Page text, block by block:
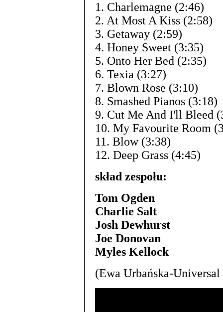
1. Charlemagne (2:46)
2. At Most A Kiss (2:58)
3. Getaway (2:59)
4. Honey Sweet (3:35)
5. Onto Her Bed (2:35)
6. Texia (3:27)
7. Blown Rose (3:10)
8. Smashed Pianos (3:18)
9. Cut Me And I'll Bleed
10. My Favourite Room
11. Blow (3:38)
12. Deep Grass (4:45)
skład zespołu:
Tom Ogden
Charlie Salt
Josh Dewhurst
Joe Donovan
Myles Kellock
(Ewa Urbańska-